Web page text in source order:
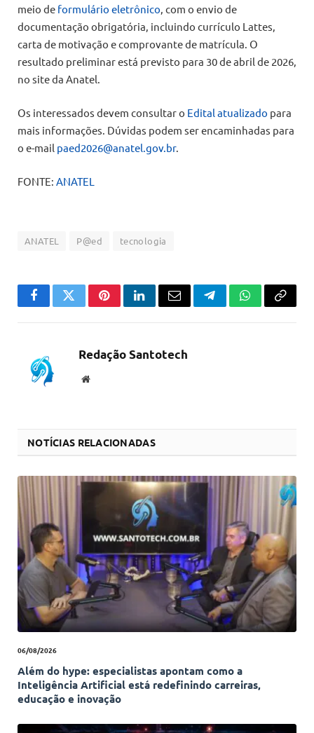
meio de formulário eletrônico, com o envio de
documentação obrigatória, incluindo currículo Lattes,
carta de motivação e comprovante de matrícula. O
resultado preliminar está previsto para 30 de abril de 2026,
no site da Anatel.
Os interessados devem consultar o Edital atualizado para
mais informações. Dúvidas podem ser encaminhadas para
o e-mail paed2026@anatel.gov.br.
FONTE: ANATEL
ANATEL P@ed tecnologia
FacebookTwitterPinterestLinkedInEmail TelegramWhatsApp
Copiar
Redação Santotech
Website
NOTÍCIAS RELACIONADAS
06/08/2026
Além do hype: especialistas apontam como a
Inteligência Artificial está redefinindo carreiras,
educação e inovação